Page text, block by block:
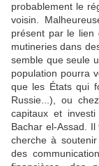
probablement le
voisin.
présent par le lien
mutineries dans
semble que seule
population pourra
que les États qui
Russie...), ou
capitaux et
Bachar el-Assad.
cherche à
des